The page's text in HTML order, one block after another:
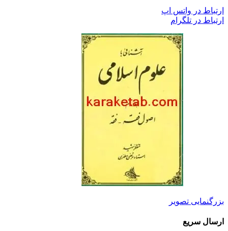
ارتباط در واتس اپ
ارتباط در تلگرام
بزرگنمایی تصویر
ارسال سریع